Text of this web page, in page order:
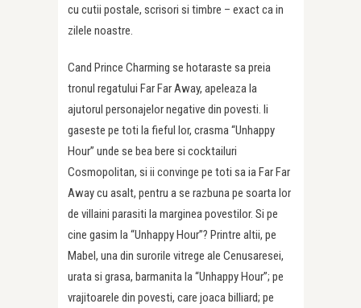
cu cutii postale, scrisori si timbre – exact ca in
zilele noastre.
Cand Prince Charming se hotaraste sa preia
tronul regatului Far Far Away, apeleaza la
ajutorul personajelor negative din povesti. Ii
gaseste pe toti la fieful lor, crasma “Unhappy
Hour” unde se bea bere si cocktailuri
Cosmopolitan, si ii convinge pe toti sa ia Far Far
Away cu asalt, pentru a se razbuna pe soarta lor
de villaini parasiti la marginea povestilor. Si pe
cine gasim la “Unhappy Hour”? Printre altii, pe
Mabel, una din surorile vitrege ale Cenusaresei,
urata si grasa, barmanita la “Unhappy Hour”; pe
vrajitoarele din povesti, care joaca billiard; pe